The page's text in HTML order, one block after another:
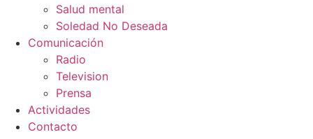
Salud mental
Soledad No Deseada
Comunicación
Radio
Television
Prensa
Actividades
Contacto